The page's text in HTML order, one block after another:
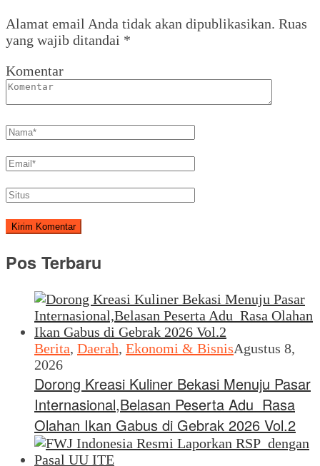
Alamat email Anda tidak akan dipublikasikan. Ruas
yang wajib ditandai *
Komentar
Pos Terbaru
Berita, Daerah, Ekonomi & BisnisAgustus 8,
2026
Dorong Kreasi Kuliner Bekasi Menuju Pasar
Internasional,Belasan Peserta Adu Rasa
Olahan Ikan Gabus di Gebrak 2026 Vol.2